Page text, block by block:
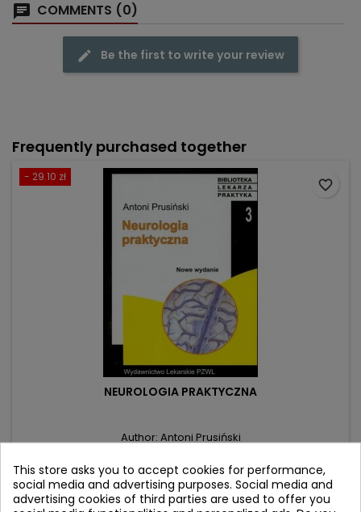
COMMENTS (0)
Be the first to write your review
Frequently purchased together
- 29.10 zł
NEUROLOGIA PRAKTYCZNA
Author: Antoni Prusiński
Price
169.90 złRegular
price
199.00 zł

favorite_border
This store asks you to accept cookies for performance,
social media and advertising purposes. Social media and
advertising cookies of third parties are used to offer you